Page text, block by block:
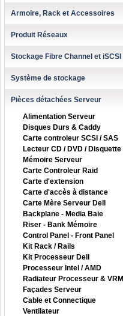
Armoire, Rack et Accessoires
Produit Réseaux
Stockage Fibre Channel et iSCSI
Système de stockage
Pièces détachées Serveur
Alimentation Serveur
Disques Durs & Caddy
Carte controleur SCSI / SAS
Lecteur CD / DVD / Disquette
Mémoire Serveur
Carte Controleur Raid
Carte d'extension
Carte d'accès à distance
Carte Mère Serveur Dell
Backplane - Media Baie
Riser - Bank Mémoire
Control Panel - Front Panel
Kit Rack / Rails
Kit Processeur Dell
Processeur Intel / AMD
Radiateur Processeur & VRM
Façades Serveur
Cable et Connectique
Ventilateur